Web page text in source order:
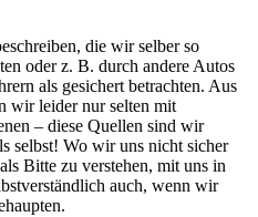
die wir selber so
oder z. B. durch andere Autos
als gesichert betrachten. Aus
wir leider nur selten mit
– diese Quellen sind wir
selbst! Wo wir uns nicht sicher
Bitte zu verstehen, mit uns in
auch, wenn wir